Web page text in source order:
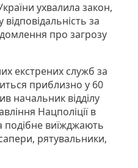
ухвалила закон,
за
про загрозу
екстрених служб за
приблизно у 60
начальник відділу
Нацполіції в
подібне виїжджають
рятувальники,